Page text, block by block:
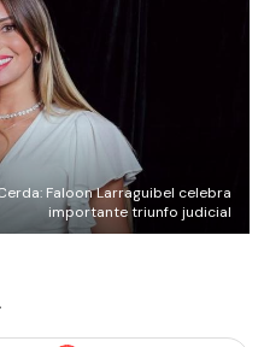
Faloon Larraguibel celebra
importante triunfo judicial